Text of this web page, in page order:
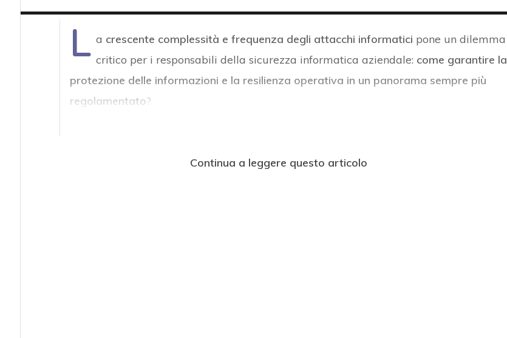
L a crescente complessità e frequenza degli attacchi informatici pone un dilemma
critico per i responsabili della sicurezza informatica aziendale: come garantire la
protezione delle informazioni e la resilienza operativa in un panorama sempre più
regolamentato?
Continua a leggere questo articolo